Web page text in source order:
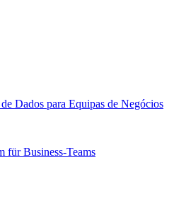
Dados para Equipas de Negócios
für Business-Teams